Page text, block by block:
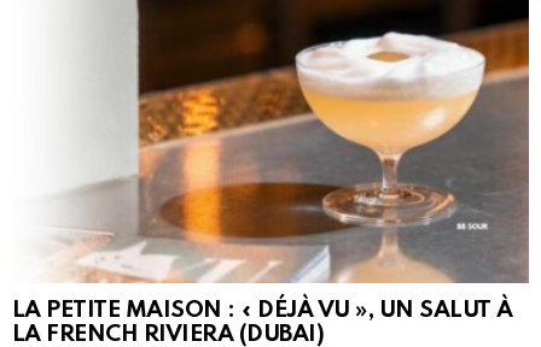
LA PETITE MAISON : « DÉJÀ VU », UN SALUT À
LA FRENCH RIVIERA (DUBAI)